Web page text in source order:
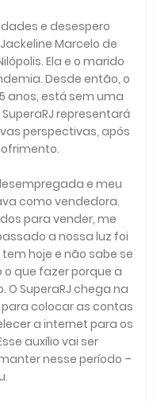
e desespero
Marcelo de
Ela e o marido
Desde então, o
anos, está sem uma
representará
perspectivas, após
e meu
como vendedora.
para vender, me
a nossa luz foi
hoje e não sabe se
que fazer porque a
SuperaRJ chega na
colocar as contas
a internet para os
auxílio vai ser
nesse período –